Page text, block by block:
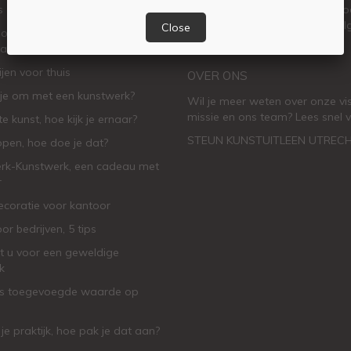
fouten bij het
kunst voor de woonkamer
voor thuis
om met een kunstwerk?
kunst, hoe kijk je ernaar?
hoe doe je dat?
Kunstwerk, een cadeau met
voor kantoor
bedrijven, 5 tips
u voor een geweldige
toegevoegde waarde op
je praktijk, hoe pak je dat aan?
worden? Meld je dan nu aan
inspirerende
en
facebook
OVER ONS
Wil je meer weten over onze
missie en ons team? Lees snel
STEUN KUNSTUITLEEN
Close